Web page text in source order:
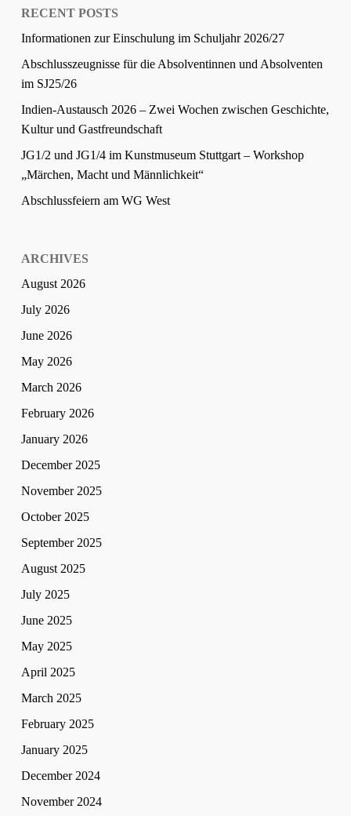
RECENT POSTS
Informationen zur Einschulung im Schuljahr 2026/27
Abschlusszeugnisse für die Absolventinnen und Absolventen
im SJ25/26
Indien-Austausch 2026 – Zwei Wochen zwischen Geschichte,
Kultur und Gastfreundschaft
JG1/2 und JG1/4 im Kunstmuseum Stuttgart – Workshop
„Märchen, Macht und Männlichkeit“
Abschlussfeiern am WG West
ARCHIVES
August 2026
July 2026
June 2026
May 2026
March 2026
February 2026
January 2026
December 2025
November 2025
October 2025
September 2025
August 2025
July 2025
June 2025
May 2025
April 2025
March 2025
February 2025
January 2025
December 2024
November 2024